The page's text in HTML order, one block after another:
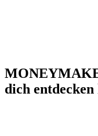
dich entdecken